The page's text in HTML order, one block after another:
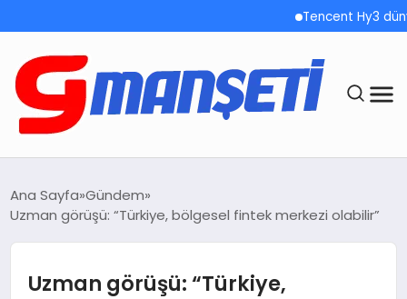
Tencent Hy3 dünya
DEMOLAR
MEGA MENÜ
Ana Sayfa Gündem
Uzman görüşü: “Türkiye, bölgesel fintek merkezi olabilir”
Uzman görüşü: “Türkiye,